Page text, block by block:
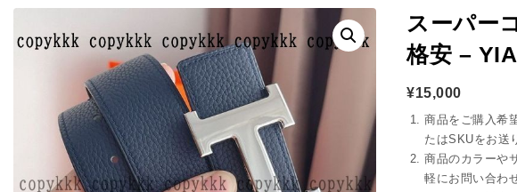
スーパー
格安 –
¥15,000
商品をご購入希
たはSKUをお送
商品のカラーや
軽にお問い合わ